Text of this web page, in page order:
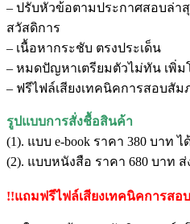
– ปรับหัวข้อตามประกาศสอบล่
สวัสดิการ
– เนื้อหากระชับ ตรงประเด็น
– หมดปัญหาเตรียมตัวไม่ทัน เพิ่
– ฟรีไฟล์เสียงเทคนิคการสอบสั
รูปแบบการสั่งชื้อสินค้า
(1). แบบ e-book ราคา 380 บาท
(2). แบบหนังสือ ราคา 680 บาท
!!แถมฟรีไฟล์เสียงเทคนิคการส